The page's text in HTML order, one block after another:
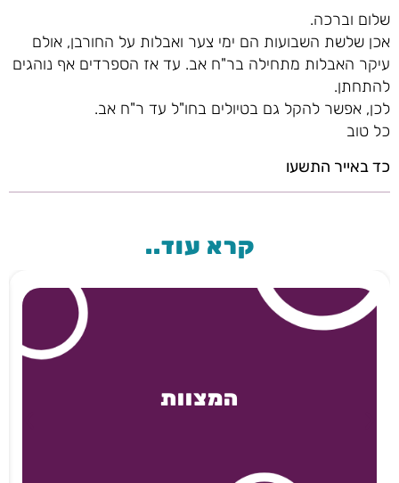
שלום וברכה.
אכן שלשת השבועות הם ימי צער ואבלות על החורבן, אולם
עיקר האבלות מתחילה בר"ח אב. עד אז הספרדים אף נוהגים
להתחתן.
לכן, אפשר להקל גם בטיולים בחו"ל עד ר"ח אב.
כל טוב
כד באייר התשעו
קרא עוד..
המצוות